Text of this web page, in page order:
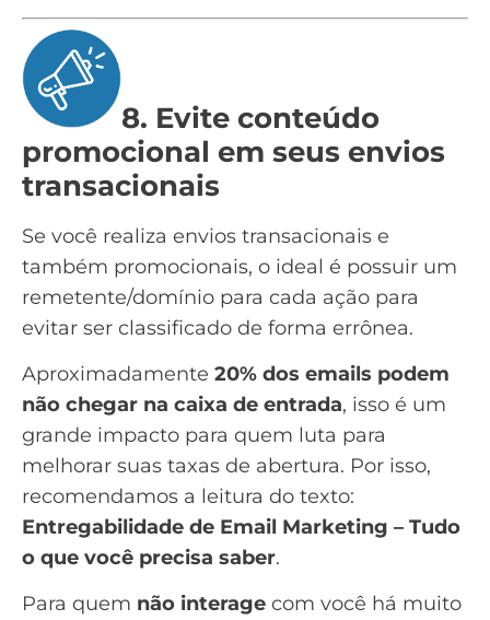
8. Evite conteúdo
promocional em seus envios
transacionais
Se você realiza envios transacionais e
também promocionais, o ideal é possuir um
remetente/domínio para cada ação para
evitar ser classificado de forma errônea.
Aproximadamente 20% dos emails podem
não chegar na caixa de entrada, isso é um
grande impacto para quem luta para
melhorar suas taxas de abertura. Por isso,
recomendamos a leitura do texto:
Entregabilidade de Email Marketing – Tudo
o que você precisa saber.
Para quem não interage com você há muito